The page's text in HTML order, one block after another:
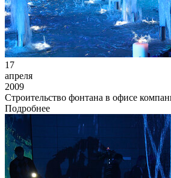
17
апреля
2009
Строительство фонтана в офисе
Подробнее